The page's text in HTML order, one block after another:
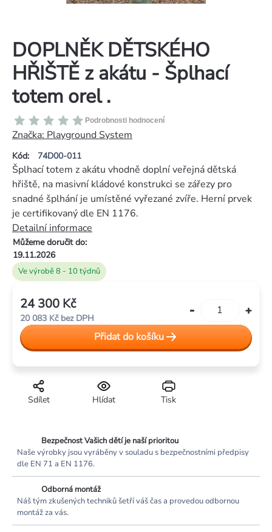
DOPLNĚK DĚTSKÉHO
HŘIŠTĚ z akátu - Šplhací
totem orel .
Kód: 74D00-011
Průměrné
hodnocení
produktu
je
0,0
5
hvězdiček.
Podrobnosti hodnocení
Značka: Playground System
Ve výrobě 8 - 10 týdnů
Můžeme doručit do:
19.11.2026
Šplhací totem z akátu vhodně doplní veřejná dětská
hřiště, na masivní kládové konstrukci se zářezy pro
snadné šplhání je umístěné vyřezané zvíře. Herní prvek
je certifikovaný dle EN 1176.
Detailní informace
Tisk
Hlídat
Sdílet
24 300 Kč
20 083 Kč bez DPH
cena:
Přidat do košíku
Bezpečnost Vašich dětí je naší prioritou
Naše výrobky jsou vyráběny v souladu s bezpečnostními předpisy
dle EN 71 a EN 1176.
Odborná montáž
Náš tým zkušených techniků šetří váš čas a provedou odbornou
montáž za vás.